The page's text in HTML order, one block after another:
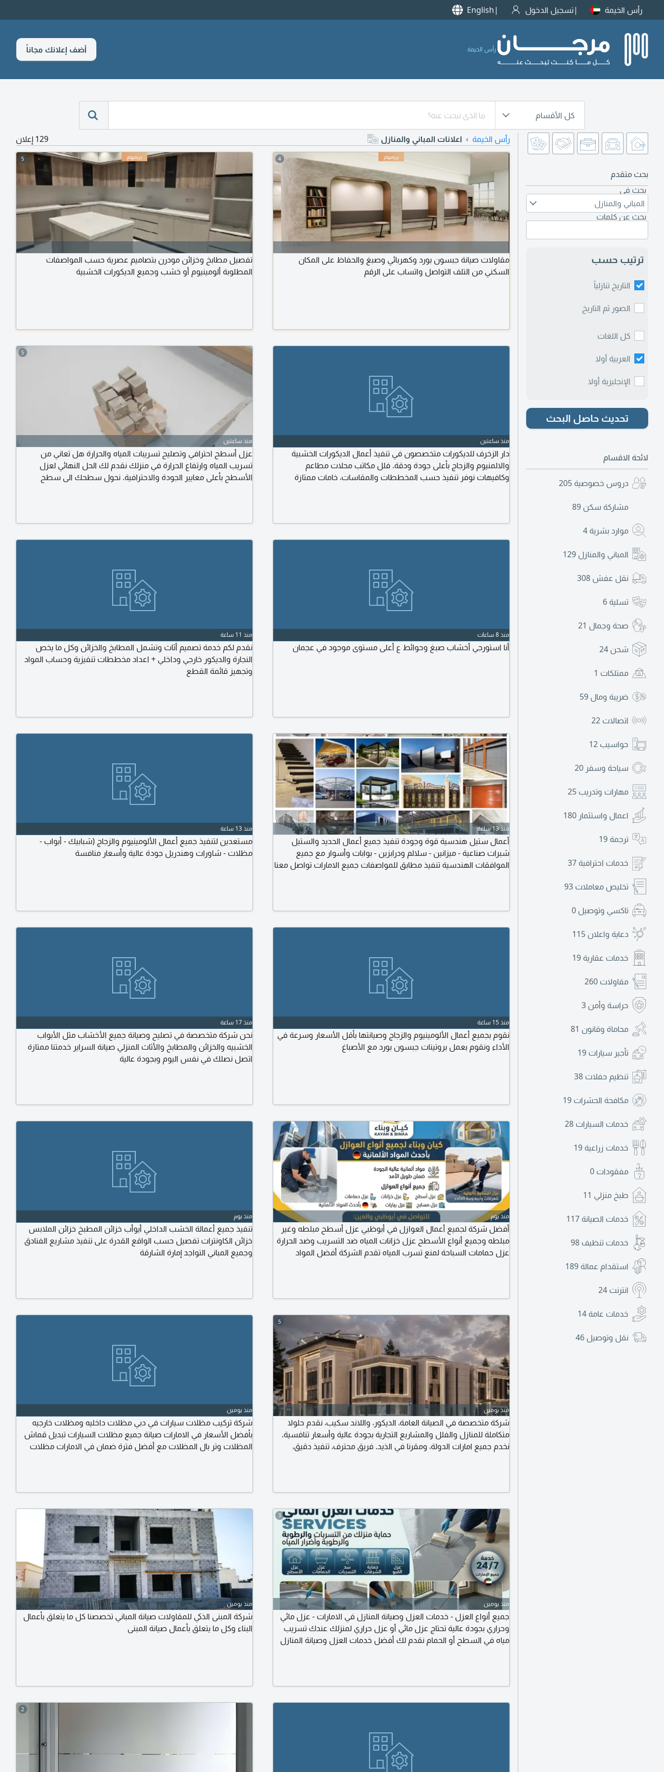
رأس الخيمة تسجيل الدخول English
رأس الخيمة أضف إعلانك مجاناً
كل الأقسام
بحث متقدم
بحث في
المباني والمنازل
بحث عن كلمات
ترتيب حسب
التاريخ تنازلياً
الصور ثم التاريخ
كل اللغات
العربية أولا
الإنجليزية أولا
تحديث حاصل البحث
لائحة الاقسام
دروس خصوصية 205
مشاركة سكن 89
موارد بشرية 4
المباني والمنازل 129
نقل عفش 308
تسلية 6
صحة وجمال 21
شحن 24
ممتلكات 1
ضريبة ومال 59
اتصالات 22
حواسيب 12
سياحة وسفر 20
مهارات وتدريب 25
اعمال واستثمار 180
ترجمة 19
خدمات احترافية 37
تخليص معاملات 93
تاكسي وتوصيل 0
دعاية واعلان 115
خدمات عقارية 19
مقاولات 260
حراسة وأمن 3
محاماة وقانون 81
تأجير سيارات 19
تنظيم حفلات 38
مكافحة الحشرات 19
خدمات السيارات 28
خدمات زراعية 19
مفقودات 0
طبخ منزلي 11
خدمات الصيانة 117
خدمات تنظيف 98
استقدام عمالة 189
انترنت 24
خدمات عامة 14
نقل وتوصيل 46
رأس الخيمة اعلانات المباني والمنازل 129 إعلان
4
مقاولات صيانة جبسون بورد وكهربائي وصبغ والحفاظ على المكان
السكني من التلف التواصل واتساب على الرقم
5
تفصيل مطابخ وخزائن مودرن بتصاميم عصرية حسب المواصفات
المطلوبة ألومينيوم أو خشب وجميع الديكورات الخشبية
منذ ساعتين
دار الزخرف للديكورات متخصصون في تنفيذ أعمال الديكورات الخشبية
والالمنيوم والزجاج بأعلى جودة ودقة. فلل مكاتب محلات مطاعم
وكافيهات نوفر تنفيذ حسب المخططات والمقاسات، خامات ممتازة
5
منذ ساعتين
عزل أسطح احترافي وتصليح تسريبات المياه والحرارة هل تعاني من
تسريب المياه وارتفاع الحرارة في منزلك نقدم لك الحل النهائي لعزل
الأسطح بأعلى معايير الجودة والاحترافية. نحول سطحك الى سطح
التسريب نهائيا
منذ 8 ساعات
أنا استورجي أخشاب صبغ وحوائط ع أعلى مستوى موجود في عجمان
منذ 11 ساعة
نقدم لكم خدمة تصميم أثاث وتشمل المطابخ والخزائن وكل ما يخص
النجارة والديكور خارجي وداخلي + اعداد مخططات تنفيزية وحساب المواد
وتجهيز قائمة القطع
منذ 13 ساعة
أعمال ستيل هندسية قوة وجودة تنفيذ جميع أعمال الحديد والستيل
شبرات صناعية - ميزانين - سلالم ودرابزين - بوابات وأسوار مع جميع
الموافقات الهندسية تنفيذ مطابق للمواصفات جميع الامارات تواصل معنا
منذ 13 ساعة
مستعدين لتنفيذ جميع أعمال الألومينيوم والزجاج (شبابيك - أبواب -
مظلات - شاورات وهندريل جودة عالية وأسعار منافسة
منذ 15 ساعة
نقوم بجميع أعمال الألومينيوم والزجاج وصيانتها بأقل الأسعار وسرعة في
الأداء ونقوم بعمل بروتينات جبسون بورد مع الأصباغ
منذ 17 ساعة
نحن شركة متخصصة في تصليح وصيانة جميع الأخشاب مثل الأبواب
الخشبيه والخزائن والمطابخ والأثاث المنزلي صيانة السراير خدمتنا ممتازة
اتصل نصلك في نفس اليوم وبجودة عالية
منذ يوم
أفضل شركة لجميع أعمال العوازل في أبوظبي عزل أسطح مبلطه وغير
مبلطه وجميع أنواع الأسطح عزل خزانات المياه ضد التسريب وضد الحرارة
عزل حمامات السباحة لمنع تسرب المياه تقدم الشركة أفضل المواد
منذ يوم
تنفيذ جميع أعمالة الخشب الداخلي أيوأب خزائن المطبخ خزائن الملابس
خزائن الكاونترات تفصيل حسب الواقع القدرة على تنفيذ مشاريع الفنادق
وجميع المباني التواجد إمارة الشارقة
5
منذ يومين
شركة متخصصة في الصيانة العامة، الديكور، واللاند سكيب، نقدم حلولا
متكاملة للمنازل والفلل والمشاريع التجارية بجودة عالية وأسعار تنافسية.
نخدم جميع امارات الدولة، ومقرنا في الذيد. فريق محترف، تنفيذ دقيق،
منذ يومين
شركة تركيب مظلات سيارات في دبي مظلات داخليه ومظلات خارجيه
بأفضل الأسعار في الامارات صيانة جميع مظلات السيارات تبديل قماش
المظلات وتر بال المظلات مع أفضل فترة ضمان في الامارات مظلات
عجمان أم القويين
3
منذ يومين
جميع أنواع العزل - خدمات العزل وصيانة المنازل في الامارات - عزل مائي
وحراري بجودة عالية تحتاج عزل مائي أو عزل حراري لمنزلك عندك تسريب
مياه في السطح أو الحمام نقدم لك أفضل خدمات العزل وصيانة المنازل
مواد
منذ يومين
شركة المبنى الذكي للمقاولات صيانة المباني تخصصنا كل ما يتعلق بأعمال
البناء وكل ما يتعلق بأعمال صيانة المبنى
2